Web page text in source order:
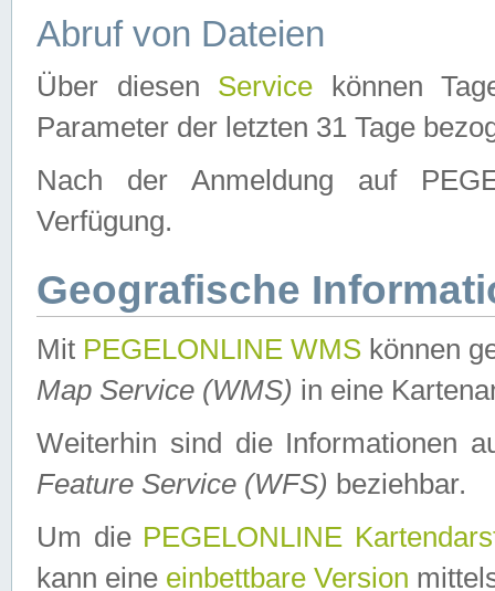
Abruf von Dateien
Über diesen Service können
Parameter der letzten 31 Tage
Nach der Anmeldung auf
Verfügung.
Geografische
Mit PEGELONLINE WMS können
Map Service (WMS) in eine
Weiterhin sind die Informationen
Feature Service (WFS) beziehbar.
Um die PEGELONLINE
kann eine einbettbare Version